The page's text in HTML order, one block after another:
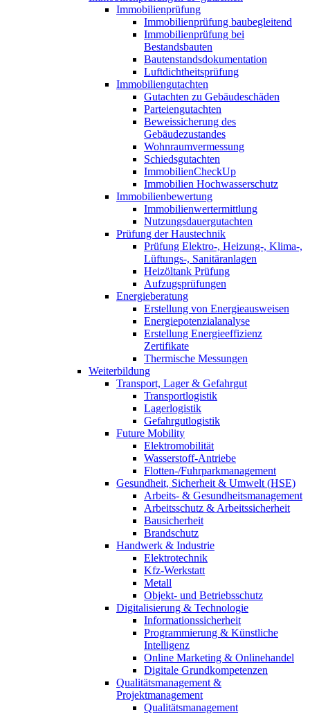
Immobilienprüfung
Immobilienprüfung baubegleitend
Immobilienprüfung bei
Bestandsbauten
Bautenstandsdokumentation
Luftdichtheitsprüfung
Immobiliengutachten
Gutachten zu Gebäudeschäden
Parteiengutachten
Beweissicherung des
Gebäudezustandes
Wohnraumvermessung
Schiedsgutachten
ImmobilienCheckUp
Immobilien Hochwasserschutz
Immobilienbewertung
Immobilienwertermittlung
Nutzungsdauergutachten
Prüfung der Haustechnik
Prüfung Elektro-, Heizung-, Klima-,
Lüftungs-, Sanitäranlagen
Heizöltank Prüfung
Aufzugsprüfungen
Energieberatung
Erstellung von Energieausweisen
Energiepotenzialanalyse
Erstellung Energieeffizienz
Zertifikate
Thermische Messungen
Weiterbildung
Transport, Lager & Gefahrgut
Transportlogistik
Lagerlogistik
Gefahrgutlogistik
Future Mobility
Elektromobilität
Wasserstoff-Antriebe
Flotten-/Fuhrparkmanagement
Gesundheit, Sicherheit & Umwelt (HSE)
Arbeits- & Gesundheitsmanagement
Arbeitsschutz & Arbeitssicherheit
Bausicherheit
Brandschutz
Handwerk & Industrie
Elektrotechnik
Kfz-Werkstatt
Metall
Objekt- und Betriebsschutz
Digitalisierung & Technologie
Informationssicherheit
Programmierung & Künstliche
Intelligenz
Online Marketing & Onlinehandel
Digitale Grundkompetenzen
Qualitätsmanagement &
Projektmanagement
Qualitätsmanagement